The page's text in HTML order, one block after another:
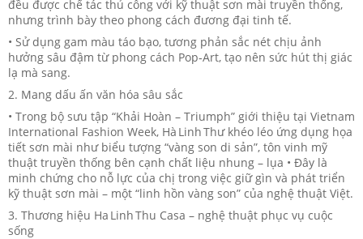
đều được chế tác thủ công với kỹ thuật sơn mài truyền thống,
nhưng trình bày theo phong cách đương đại tinh tế.
• Sử dụng gam màu táo bạo, tương phản sắc nét chịu ảnh
hưởng sâu đậm từ phong cách Pop‑Art, tạo nên sức hút thị giác
lạ mà sang.
2. Mang dấu ấn văn hóa sâu sắc
• Trong bộ sưu tập “Khải Hoàn – Triumph” giới thiệu tại Vietnam
International Fashion Week, Hà Linh Thư khéo léo ứng dụng họa
tiết sơn mài như biểu tượng “vàng son di sản”, tôn vinh mỹ
thuật truyền thống bên cạnh chất liệu nhung – lụa • Đây là
minh chứng cho nỗ lực của chị trong việc giữ gìn và phát triển
kỹ thuật sơn mài – một “linh hồn vàng son” của nghệ thuật Việt.
3. Thương hiệu Ha Linh Thu Casa – nghệ thuật phục vụ cuộc
sống